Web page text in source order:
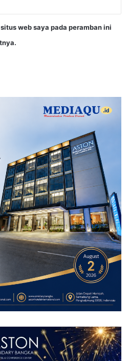
web saya pada peramban ini